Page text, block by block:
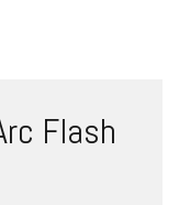
Flash